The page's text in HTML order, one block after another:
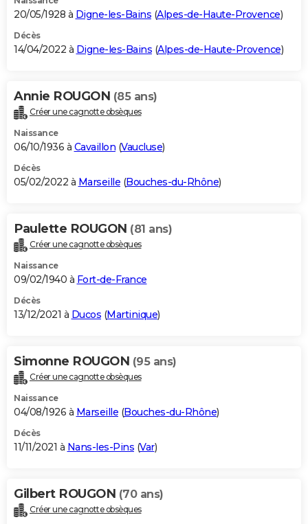
20/05/1928 à Digne-les-Bains (Alpes-de-Haute-Provence)
Décès
14/04/2022 à Digne-les-Bains (Alpes-de-Haute-Provence)
Annie ROUGON (85 ans)
Créer une cagnotte obsèques
Naissance
06/10/1936 à Cavaillon (Vaucluse)
Décès
05/02/2022 à Marseille (Bouches-du-Rhône)
Paulette ROUGON (81 ans)
Créer une cagnotte obsèques
Naissance
09/02/1940 à Fort-de-France
Décès
13/12/2021 à Ducos (Martinique)
Simonne ROUGON (95 ans)
Créer une cagnotte obsèques
Naissance
04/08/1926 à Marseille (Bouches-du-Rhône)
Décès
11/11/2021 à Nans-les-Pins (Var)
Gilbert ROUGON (70 ans)
Créer une cagnotte obsèques